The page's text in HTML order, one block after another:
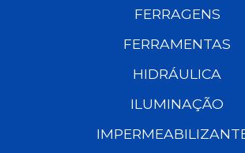
FERRAGENS
FERRAMENTAS
HIDRÁULICA
ILUMINAÇÃO